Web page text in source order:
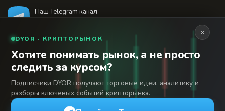
Наш Telegram канал
18+
© 2026 Финансовый интернет-портал «Банки
Сегодня». Используя сайт BanksToday.net вы
Сетевое издание «Банки Сегодня» зарегистрировано
Федеральной службой по надзору в сфере связи,
×
DYOR · КРИПТОРЫНОК
Хотите понимать рынок, а не просто
следить за курсом?
Подписчики DYOR получают торговые идеи, аналитику и
разборы ключевых событий крипторынка.